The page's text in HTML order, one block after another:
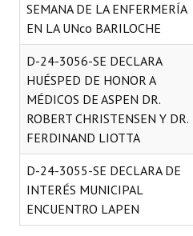
SEMANA DE LA ENFERMERÍA
EN LA UNco BARILOCHE
D-24-3056-SE DECLARA
HUÉSPED DE HONOR A
MÉDICOS DE ASPEN DR.
ROBERT CHRISTENSEN Y DR.
FERDINAND LIOTTA
D-24-3055-SE DECLARA DE
INTERÉS MUNICIPAL
ENCUENTRO LAPEN